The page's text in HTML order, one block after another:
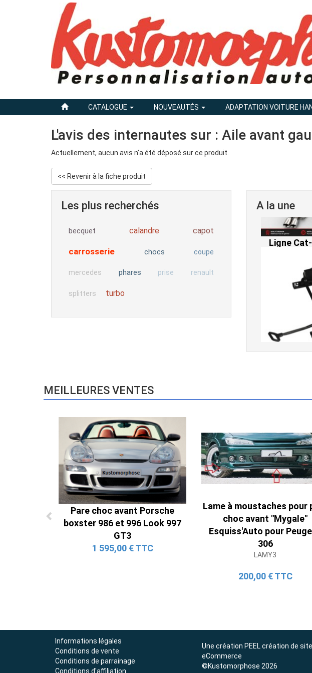
CATALOGUE NOUVEAUTÉS ADAPTATION VOITURE
L'avis des internautes sur : Aile avant
Actuellement, aucun avis n'a été déposé sur ce produit.
<< Revenir à la fiche produit
Les plus recherchés
becquet calandre capot
carrosserie chocs coupe
mercedes phares prise renault
splitters turbo
A la une
avec Tube
GT
2
Console
BMW
MEILLEURES VENTES
Pare choc avant Porsche
boxster 986 et 996 Look 997
GT3
1 595,00 € TTC
Lame à moustaches pour
choc avant "Mygale"
Esquiss'Auto pour
306
LAMY3
200,00 € TTC
Informations légales
Conditions de vente
Conditions de parrainage
Conditions d'affiliation
Une création PEEL création de site
eCommerce
©Kustomorphose 2026